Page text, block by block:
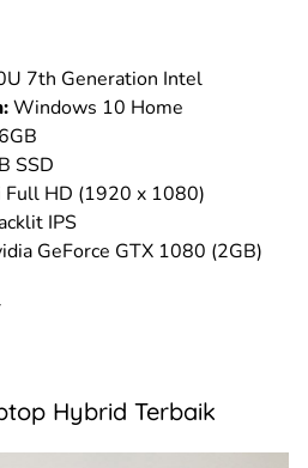
7th Generation Intel
Windows 10 Home
SSD
Full HD (1920 x 1080)
IPS
GeForce GTX 1080 (2GB)
Hybrid Terbaik